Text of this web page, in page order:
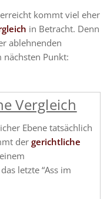
kommt viel eher
in Betracht. Denn
ablehnenden
nächsten Punkt:
Vergleich
Ebene tatsächlich
dergerichtliche
letzte “Ass im